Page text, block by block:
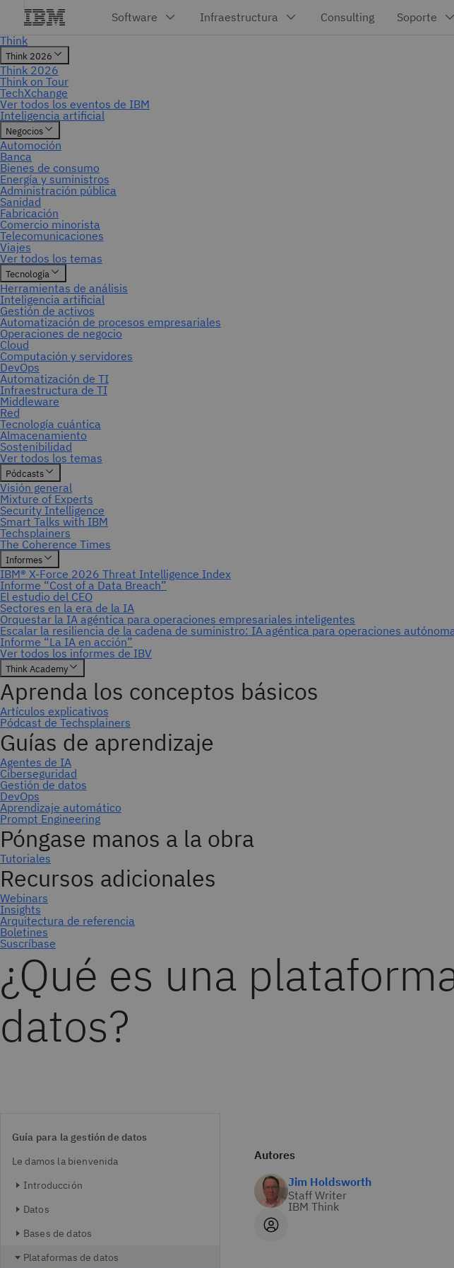
Suscríbase
¿Qué es una
datos?
Guía para la gestión de datos
Le damos la bienvenida
Introducción
Datos
Bases de datos
Plataformas de datos
Autores
Jim Holdsworth
Staff Writer
IBM Think